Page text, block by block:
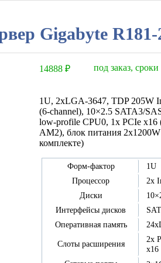
Gigabyte
14888 ₽ под заказ,
1U, 2xLGA-3647, TDP 205W
(6-channel), 10×2.5 SATA3/
low-profile CPU0, 1x PCIe x16
AM2), блок питания
комплекте)
Форм-фактор
1U
Процессор
2x
Диски
Интерфейсы дисков
Оперативная память
Слоты расширения
2x
x16